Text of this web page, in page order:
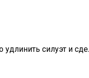
силуэт и